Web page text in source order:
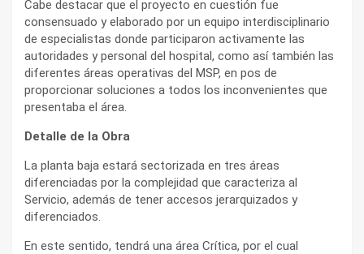
Cabe destacar que el proyecto en cuestión fue
consensuado y elaborado por un equipo interdisciplinario
de especialistas donde participaron activamente las
autoridades y personal del hospital, como así también las
diferentes áreas operativas del MSP, en pos de
proporcionar soluciones a todos los inconvenientes que
presentaba el área.
Detalle de la Obra
La planta baja estará sectorizada en tres áreas
diferenciadas por la complejidad que caracteriza al
Servicio, además de tener accesos jerarquizados y
diferenciados.
En este sentido, tendrá una área Crítica, por el cual